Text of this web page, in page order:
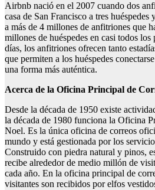
Airbnb nació en el 2007 cuando dos
casa de San Francisco a tres huéspedes
a más de 4 millones de anfitriones que
millones de huéspedes en casi todos
días, los anfitriones ofrecen tanto
que permiten a los huéspedes
una forma más auténtica.
Acerca de la Oficina Principal de
Desde la década de 1950 existe
la década de 1980 funciona la Oficina
Noel. Es la única oficina de correos
mundo y está gestionada por los
Construido con piedra natural y pinos,
recibe alrededor de medio millón de
cada año. En la oficina principal de
visitantes son recibidos por elfos